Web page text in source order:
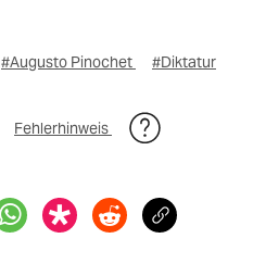
#Augusto Pinochet #Diktatur
Fehlerhinweis